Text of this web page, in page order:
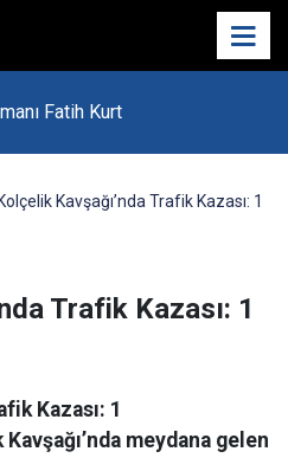
Kavga Çıktı
Kolçelik Kavşağı’nda Trafik Kazası: 1
Trafik Kazası: 1
Kazası: 1
meydana gelen